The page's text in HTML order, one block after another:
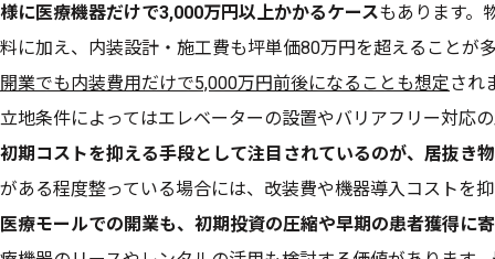
様に医療機器だけで3,000万円以上かかるケースもあります。
料に加え、内装設計・施工費も坪単価80万円を超えることが
開業でも内装費用だけで5,000万円前後になることも想定され
立地条件によってはエレベーターの設置やバリアフリー対応
初期コストを抑える手段として注目されているのが、居抜き
がある程度整っている場合には、改装費や機器導入コストを
医療モールでの開業も、初期投資の圧縮や早期の患者獲得に